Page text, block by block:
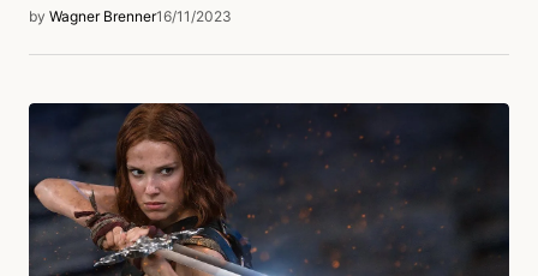
by Wagner Brenner16/11/2023